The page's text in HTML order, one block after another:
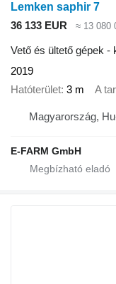
Lemken saphir 7
36 133 EUR
≈ 13 080
Vető és ültető gépek -
2019
Hatóterület 3 m A
Magyarország,
E-FARM GmbH